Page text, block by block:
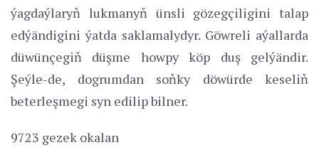
ýagdaýlaryň lukmanyň ünsli gözegçiligini talap
edýändigini ýatda saklamalydyr. Göwreli aýallarda
düwünçegiň düşme howpy köp duş gelýändir.
Şeýle-de, dogrumdan soňky döwürde keseliň
beterleşmegi syn edilip bilner.
9723 gezek okalan